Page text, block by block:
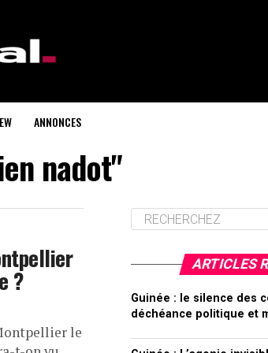
ANNONCES
nadot"
?
le
ARTICLES
Guinée : le silence des
déchéance politique et